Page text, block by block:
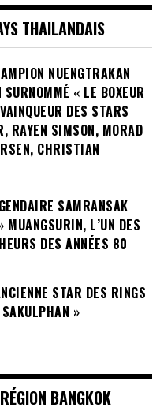
THAILANDAIS
NUENGTRAKAN
SURNOMMÉ « LE BOXEUR
DES STARS
RAYEN SIMSON, MORAD
CHRISTIAN
SAMRANSAK
L’UN DES
DES ANNÉES 80
STAR DES RINGS
»
BANGKOK